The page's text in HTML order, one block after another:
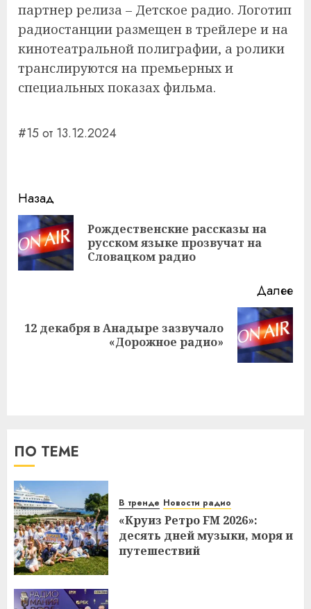
партнер релиза – Детское радио. Логотип
радиостанции размещен в трейлере и на
кинотеатральной полиграфии, а ролики
транслируются на премьерных и
специальных показах фильма.
#15 от 13.12.2024
Навигация
записи
Назад
Рождественские рассказы на
русском языке прозвучат на
Словацком радио
Далее
Следующая
12 декабря в Анадыре зазвучало
«Дорожное радио»
ПО ТЕМЕ
В тренде Новости радио
«Круиз Ретро FM 2026»:
десять дней музыки, моря и
путешествий